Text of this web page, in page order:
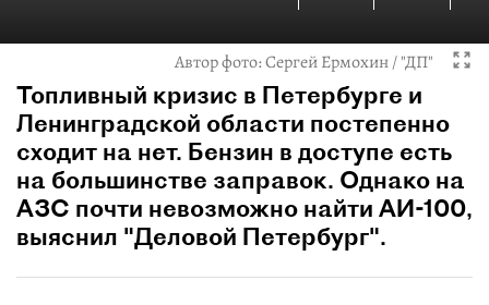
Автор фото:Сергей Ермохин / "ДП"
Топливный кризис в Петербурге и
Ленинградской области постепенно
сходит на нет. Бензин в доступе есть
на большинстве заправок. Однако на
АЗС почти невозможно найти АИ-100,
выяснил "Деловой Петербург".